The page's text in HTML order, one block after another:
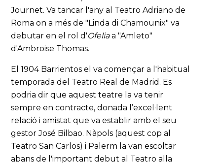
Journet. Va tancar l'any al Teatro Adriano de
Roma on a més de "Linda di Chamounix" va
debutar en el rol d'Ofeliaa "Amleto"
d'Ambroise Thomas.
El 1904 Barrientos el va començar a l'habitual
temporada del Teatro Real de Madrid. Es
podria dir que aquest teatre la va tenir
sempre en contracte, donada l’excel·lent
relació i amistat que va establir amb el seu
gestor José Bilbao. Nàpols (aquest cop al
Teatro San Carlos) i Palerm la van escoltar
abans de l'important debut al Teatro alla